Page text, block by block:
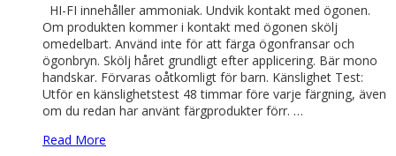
HI-FI innehåller ammoniak. Undvik kontakt med ögonen.
Om produkten kommer i kontakt med ögonen skölj
omedelbart. Använd inte för att färga ögonfransar och
ögonbryn. Skölj håret grundligt efter applicering. Bär mono
handskar. Förvaras oåtkomligt för barn. Känslighet Test:
Utför en känslighetstest 48 timmar före varje färgning, även
om du redan har använt färgprodukter förr. …
Read More